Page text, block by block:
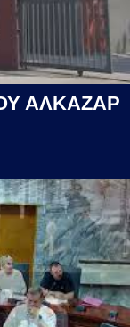
ΑΛΚΑΖΑΡ